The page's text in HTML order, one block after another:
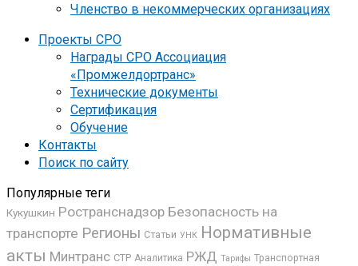
Членство в некоммерческих организациях
Проекты СРО
Награды СРО Ассоциация
«Промжелдортранс»
Технические документы
Сертификация
Обучение
Контакты
Поиск по сайту
Популярные теги
Кукушкин Ространснадзор Безопасность на
транспорте Регионы Статьи УНК Нормативные
акты Минтранс СТР Аналитика РЖД Тарифы Транспортная